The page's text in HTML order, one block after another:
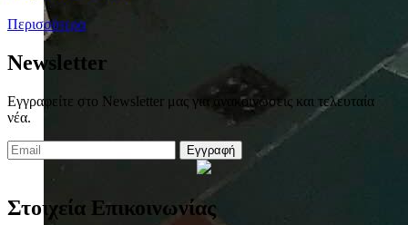
Περισσότερα
Newsletter
Εγγραφείτε στο Newsletter μας για ανακοινώσεις και τελευταία
νέα.
Εγγραφή
Στοιχεία Επικοινωνίας